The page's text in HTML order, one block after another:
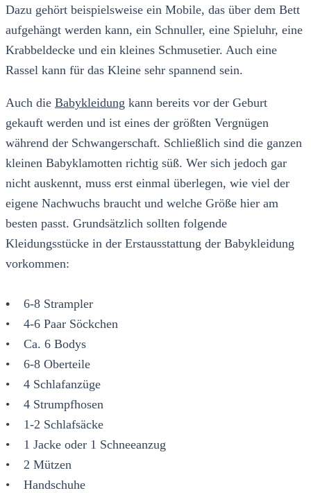
Dazu gehört beispielsweise ein Mobile, das über dem Bett
aufgehängt werden kann, ein Schnuller, eine Spieluhr, eine
Krabbeldecke und ein kleines Schmusetier. Auch eine
Rassel kann für das Kleine sehr spannend sein.
Auch die Babykleidung kann bereits vor der Geburt
gekauft werden und ist eines der größten Vergnügen
während der Schwangerschaft. Schließlich sind die ganzen
kleinen Babyklamotten richtig süß. Wer sich jedoch gar
nicht auskennt, muss erst einmal überlegen, wie viel der
eigene Nachwuchs braucht und welche Größe hier am
besten passt. Grundsätzlich sollten folgende
Kleidungsstücke in der Erstausstattung der Babykleidung
vorkommen:
• 6-8 Strampler
• 4-6 Paar Söckchen
• Ca. 6 Bodys
• 6-8 Oberteile
• 4 Schlafanzüge
• 4 Strumpfhosen
• 1-2 Schlafsäcke
• 1 Jacke oder 1 Schneeanzug
• 2 Mützen
• Handschuhe